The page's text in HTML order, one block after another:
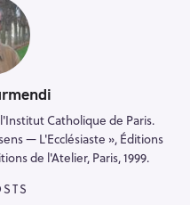
Catholique de Paris.
— L'Ecclésiaste », Éditions
de l'Atelier, Paris, 1999.